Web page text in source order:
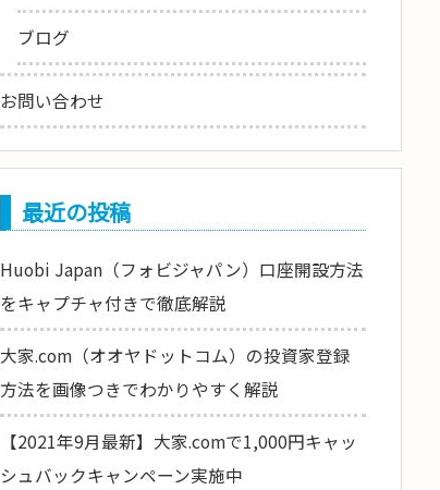
ブログ
お問い合わせ
最近の投稿
Huobi Japan（フォビジャパン）口座開設方法
をキャプチャ付きで徹底解説
大家.com（オオヤドットコム）の投資家登録
方法を画像つきでわかりやすく解説
【2021年9月最新】大家.comで1,000円キャッ
シュバックキャンペーン実施中